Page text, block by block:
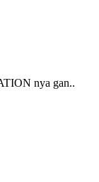
nya gan..